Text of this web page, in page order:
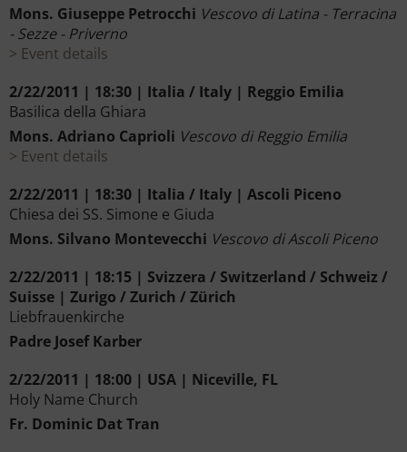
Mons. Giuseppe Petrocchi Vescovo di Latina - Terracina
- Sezze - Priverno
Event details
2/22/2011 | 18:30 | Italia / Italy | Reggio Emilia
Basilica della Ghiara
Mons. Adriano Caprioli Vescovo di Reggio Emilia
Event details
2/22/2011 | 18:30 | Italia / Italy | Ascoli Piceno
Chiesa dei SS. Simone e Giuda
Mons. Silvano Montevecchi Vescovo di Ascoli Piceno
2/22/2011 | 18:15 | Svizzera / Switzerland / Schweiz /
Suisse | Zurigo / Zurich / Zürich
Liebfrauenkirche
Padre Josef Karber
2/22/2011 | 18:00 | USA | Niceville, FL
Holy Name Church
Fr. Dominic Dat Tran